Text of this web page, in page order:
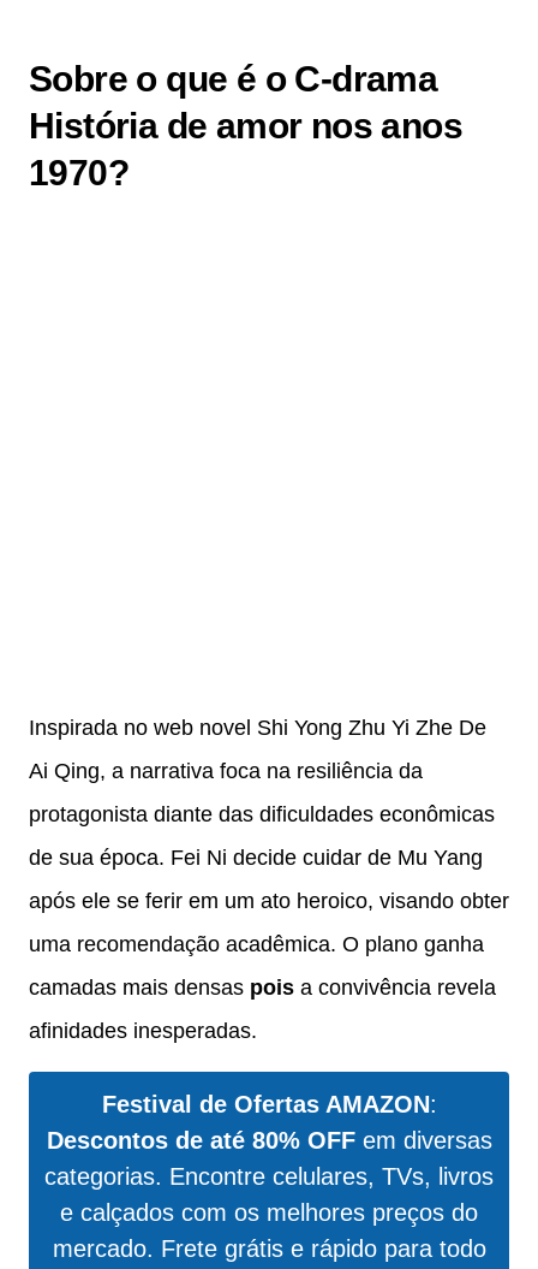
Sobre o que é o C-drama
História de amor nos anos
1970?
Inspirada no web novel Shi Yong Zhu Yi Zhe De
Ai Qing, a narrativa foca na resiliência da
protagonista diante das dificuldades econômicas
de sua época. Fei Ni decide cuidar de Mu Yang
após ele se ferir em um ato heroico, visando obter
uma recomendação acadêmica. O plano ganha
camadas mais densas pois a convivência revela
afinidades inesperadas.
Festival de Ofertas AMAZON:
Descontos de até 80% OFFem diversas
categorias. Encontre celulares, TVs, livros
e calçados com os melhores preços do
mercado. Frete grátis e rápido para todo